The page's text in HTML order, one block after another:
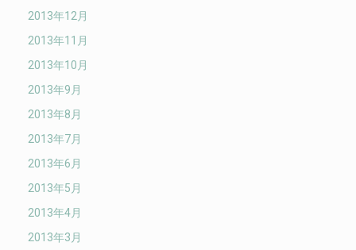
2013年12月
2013年11月
2013年10月
2013年9月
2013年8月
2013年7月
2013年6月
2013年5月
2013年4月
2013年3月